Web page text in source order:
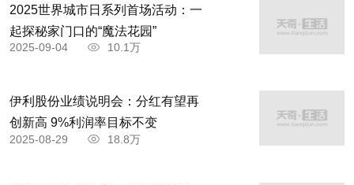
2025世界城市日系列首场活动：一
起探秘家门口的“魔法花园”
2025-09-04 10.1万
伊利股份业绩说明会：分红有望再
创新高 9%利润率目标不变
2025-08-29 18.8万